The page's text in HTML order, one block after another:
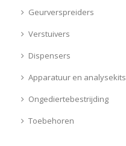
Geurverspreiders
Verstuivers
Dispensers
Apparatuur en analysekits
Ongediertebestrijding
Toebehoren